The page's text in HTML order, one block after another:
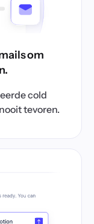
om
cold
tevoren.